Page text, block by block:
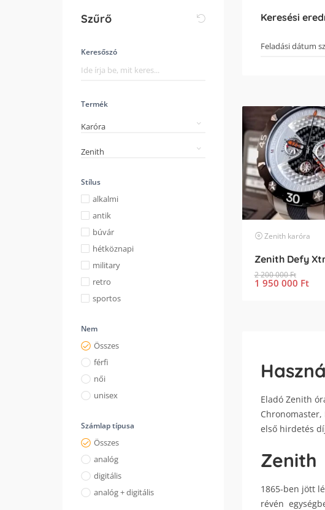
Szűrő
Keresőszó
Termék
Karóra
Zenith
Stílus
alkalmi
antik
búvár
hétköznapi
military
retro
sportos
Nem
Összes
férfi
női
unisex
Számlap típusa
Összes
analóg
digitális
analóg + digitális
Keresési
Zenith karóra
2 200 000Ft
1 950 000 Ft
Eladó Zenith
első hirdetés
Zenith
1865-ben jött
révén